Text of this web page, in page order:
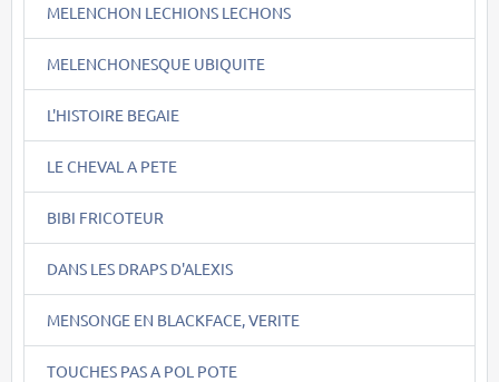
MELENCHON LECHIONS LECHONS
MELENCHONESQUE UBIQUITE
L'HISTOIRE BEGAIE
LE CHEVAL A PETE
BIBI FRICOTEUR
DANS LES DRAPS D'ALEXIS
MENSONGE EN BLACKFACE, VERITE
TOUCHES PAS A POL POTE